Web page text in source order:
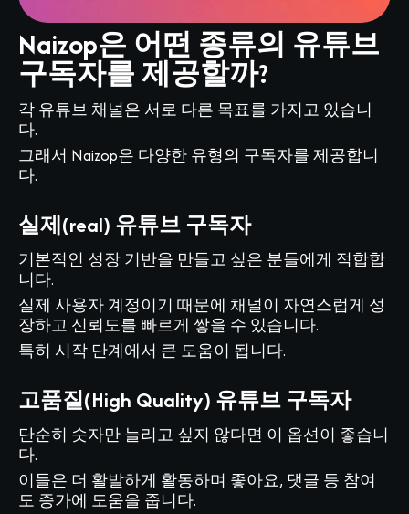
Naizop은 어떤 종류의 유튜브
구독자를 제공할까?
각 유튜브 채널은 서로 다른 목표를 가지고 있습니
다.
그래서 Naizop은 다양한 유형의 구독자를 제공합니
다.
실제(real) 유튜브 구독자
기본적인 성장 기반을 만들고 싶은 분들에게 적합합
니다.
실제 사용자 계정이기 때문에 채널이 자연스럽게 성
장하고 신뢰도를 빠르게 쌓을 수 있습니다.
특히 시작 단계에서 큰 도움이 됩니다.
고품질(High Quality) 유튜브 구독자
단순히 숫자만 늘리고 싶지 않다면 이 옵션이 좋습니
다.
이들은 더 활발하게 활동하며 좋아요, 댓글 등 참여
도 증가에 도움을 줍니다.